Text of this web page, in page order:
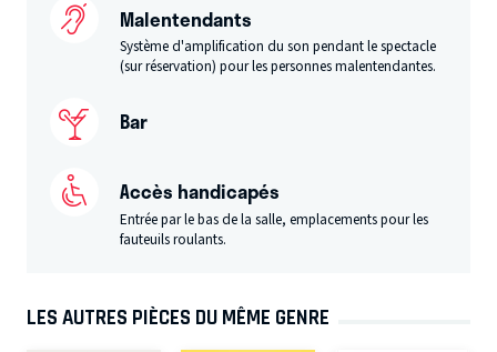
Malentendants
Système d'amplification du son pendant le spectacle
(sur réservation) pour les personnes malentendantes.
Bar
Accès handicapés
Entrée par le bas de la salle, emplacements pour les
fauteuils roulants.
LES AUTRES PIÈCES DU MÊME GENRE